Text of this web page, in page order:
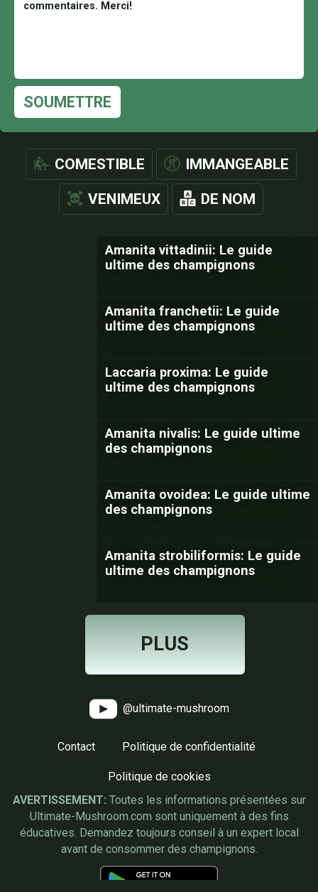
SOUMETTRE
COMESTIBLE IMMANGEABLE
VENIMEUX DE NOM
Amanita vittadinii: Le guide
ultime des champignons
Amanita franchetii: Le guide
ultime des champignons
Laccaria proxima: Le guide
ultime des champignons
Amanita nivalis: Le guide ultime
des champignons
Amanita ovoidea: Le guide ultime
des champignons
Amanita strobiliformis: Le guide
ultime des champignons
PLUS
@ultimate-mushroom
Contact Politique de confidentialité
Politique de cookies
AVERTISSEMENT: Toutes les informations présentées sur
Ultimate-Mushroom.com sont uniquement à des fins
éducatives. Demandez toujours conseil à un expert local
avant de consommer des champignons.